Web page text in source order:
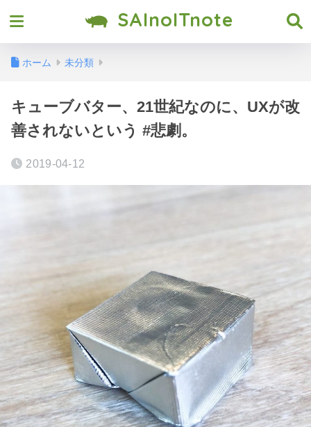
SAInoITnote
ホーム 未分類
キューブバター、21世紀なのに、UXが改
善されないという #悲劇。
2019-04-12